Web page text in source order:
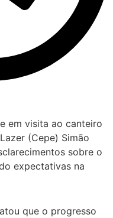
em visita ao canteiro
(Cepe) Simão
sobre o
expectativas na
que o progresso